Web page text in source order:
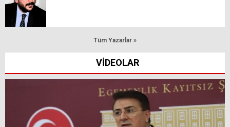
Tüm Yazarlar »
VİDEOLAR